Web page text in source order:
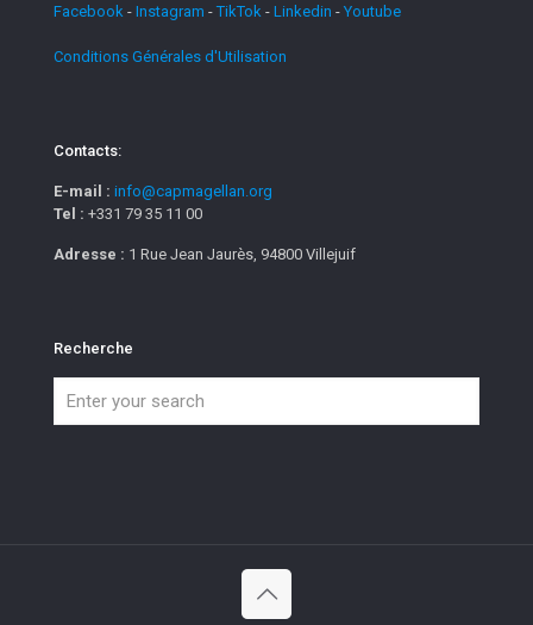
Facebook - Instagram -TikTok - Linkedin - Youtube
Conditions Générales d'Utilisation
Contacts:
E-mail : info@capmagellan.org
Tel : +331 79 35 11 00
Adresse : 1 Rue Jean Jaurès, 94800 Villejuif
Recherche